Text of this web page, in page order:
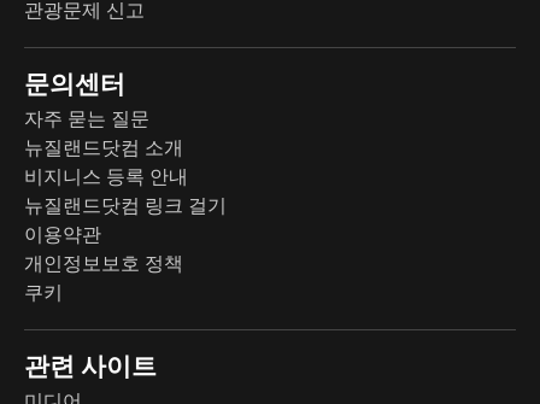
관광문제 신고
문의센터
자주 묻는 질문
뉴질랜드닷컴 소개
비지니스 등록 안내
뉴질랜드닷컴 링크 걸기
이용약관
개인정보보호 정책
쿠키
관련 사이트